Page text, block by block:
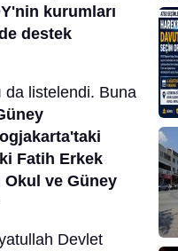
kurumları
destek
da listelendi. Buna
Fatih Erkek
Okul ve Güney
Devlet